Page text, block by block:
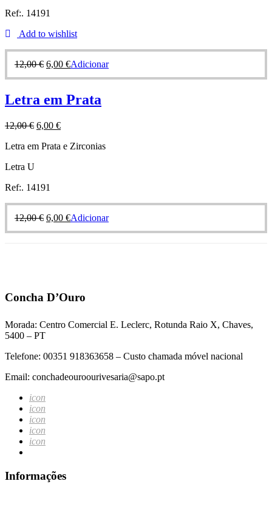
Ref:. 14191
Add to wishlist
12,00€ 6,00 €Adicionar
Letra em Prata
12,00€ 6,00 €
Letra em Prata e Zirconias
Letra U
Ref:. 14191
12,00€ 6,00 €Adicionar
Concha D’Ouro
Morada: Centro Comercial E. Leclerc, Rotunda Raio X, Chaves,
5400 – PT
Telefone: 00351 918363658 – Custo chamada móvel nacional
Email: conchadeouroourivesaria@sapo.pt
icon
icon
icon
icon
icon
Informações